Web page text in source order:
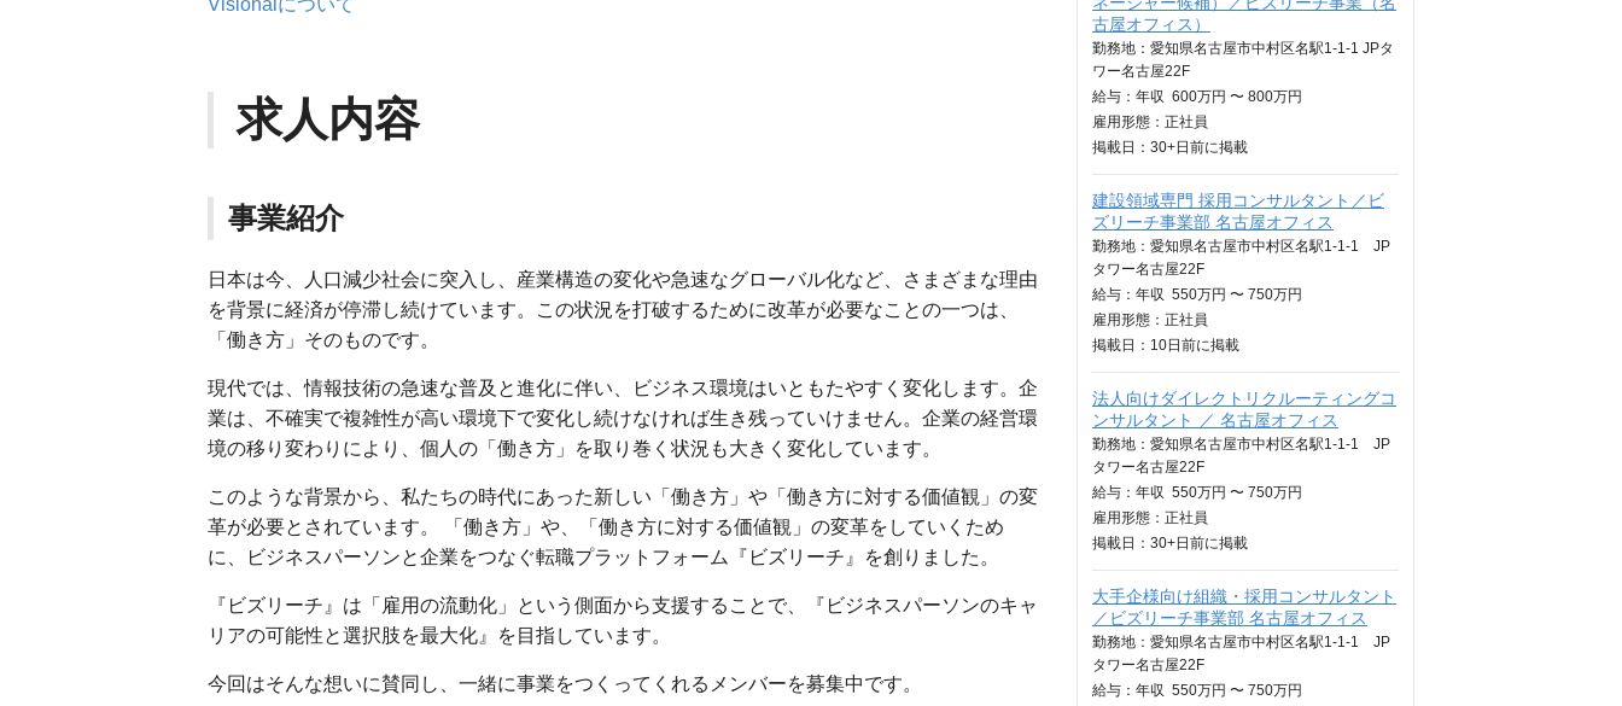
Visionalについて
求人内容
事業紹介
日本は今、人口減少社会に突入し、産業構造の変化や急速なグローバル化など、さまざまな理由
を背景に経済が停滞し続けています。この状況を打破するために改革が必要なことの一つは、
「働き方」そのものです。
現代では、情報技術の急速な普及と進化に伴い、ビジネス環境はいともたやすく変化します。企
業は、不確実で複雑性が高い環境下で変化し続けなければ生き残っていけません。企業の経営環
境の移り変わりにより、個人の「働き方」を取り巻く状況も大きく変化しています。
このような背景から、私たちの時代にあった新しい「働き方」や「働き方に対する価値観」の変
革が必要とされています。 「働き方」や、「働き方に対する価値観」の変革をしていくため
に、ビジネスパーソンと企業をつなぐ転職プラットフォーム『ビズリーチ』を創りました。
『ビズリーチ』は「雇用の流動化」という側面から支援することで、『ビジネスパーソンのキャ
リアの可能性と選択肢を最大化』を目指しています。
今回はそんな想いに賛同し、一緒に事業をつくってくれるメンバーを募集中です。
古屋オフィス）
勤務地：愛知県名古屋市中村区名駅1-1-1 JPタ
ワー名古屋22F
給与： 年収 600万円 〜 800万円
雇用形態：正社員
掲載日： 30+日 前に掲載
建設領域専門 採用コンサルタント／ビ
ズリーチ事業部 名古屋オフィス
勤務地：愛知県名古屋市中村区名駅1-1-1 JP
タワー名古屋22F
給与： 年収 550万円 〜 750万円
雇用形態：正社員
掲載日： 10日 前に掲載
法人向けダイレクトリクルーティングコ
ンサルタント ／ 名古屋オフィス
勤務地：愛知県名古屋市中村区名駅1-1-1 JP
タワー名古屋22F
給与： 年収 550万円 〜 750万円
雇用形態：正社員
掲載日： 30+日 前に掲載
大手企様向け組織・採用コンサルタント
／ビズリーチ事業部 名古屋オフィス
勤務地：愛知県名古屋市中村区名駅1-1-1 JP
タワー名古屋22F
給与： 年収 550万円 〜 750万円